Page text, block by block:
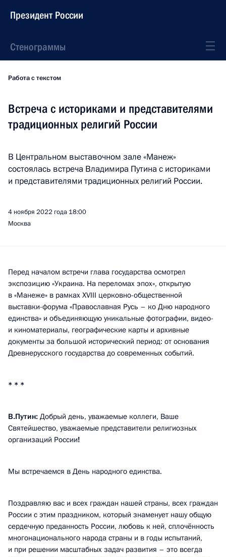
Президент России
Стенограммы
Работа с текстом
Встреча с историками и представителями
традиционных религий России
В Центральном выставочном зале «Манеж»
состоялась встреча Владимира Путина с историками
и представителями традиционных религий России.
4 ноября 2022 года 18:00
Москва
Перед началом встречи глава государства осмотрел
экспозицию «Украина. На переломах эпох», открытую
в «Манеже» в рамках XVIII церковно-общественной
выставки-форума «Православная Русь – ко Дню народного
единства» и объединяющую уникальные фотографии, видео-
и киноматериалы, географические карты и архивные
документы за большой исторический период: от основания
Древнерусского государства до современных событий.
* * *
В.Путин: Добрый день, уважаемые коллеги, Ваше
Святейшество, уважаемые представители религиозных
организаций России!
Мы встречаемся в День народного единства.
Поздравляю вас и всех граждан нашей страны, всех граждан
России с этим праздником, который знаменует нашу общую
сердечную преданность России, любовь к ней, сплочённость
многонационального народа страны и в годы испытаний,
и при решении масштабных задач развития – это всегда